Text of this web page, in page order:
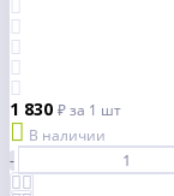
1 830 ₽за 1 шт
В наличии
-